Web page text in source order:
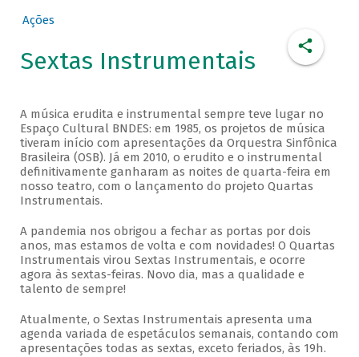
Ações
Sextas Instrumentais
A música erudita e instrumental sempre teve lugar no
Espaço Cultural BNDES: em 1985, os projetos de música
tiveram início com apresentações da Orquestra Sinfônica
Brasileira (OSB). Já em 2010, o erudito e o instrumental
definitivamente ganharam as noites de quarta-feira em
nosso teatro, com o lançamento do projeto Quartas
Instrumentais.
A pandemia nos obrigou a fechar as portas por dois
anos, mas estamos de volta e com novidades! O Quartas
Instrumentais virou Sextas Instrumentais, e ocorre
agora às sextas-feiras. Novo dia, mas a qualidade e
talento de sempre!
Atualmente, o Sextas Instrumentais apresenta uma
agenda variada de espetáculos semanais, contando com
apresentações todas as sextas, exceto feriados, às 19h.